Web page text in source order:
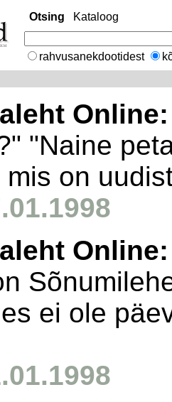
Otsing Kataloog
rahvusanekdootidest
"Naine
on
ei ole